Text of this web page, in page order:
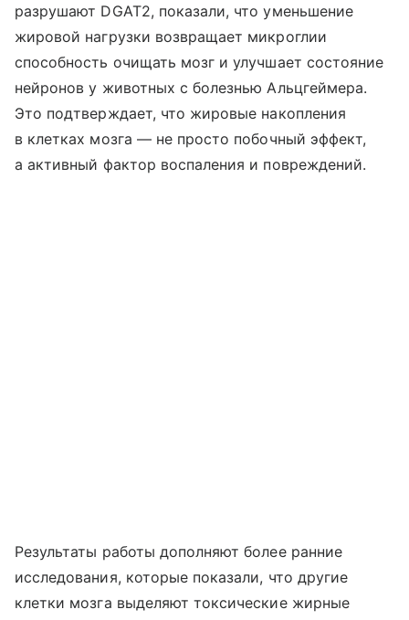
разрушают DGAT2, показали, что уменьшение
жировой нагрузки возвращает микроглии
способность очищать мозг и улучшает состояние
нейронов у животных с болезнью Альцгеймера.
Это подтверждает, что жировые накопления
в клетках мозга — не просто побочный эффект,
а активный фактор воспаления и повреждений.
Результаты работы дополняют более ранние
исследования, которые показали, что другие
клетки мозга выделяют токсические жирные